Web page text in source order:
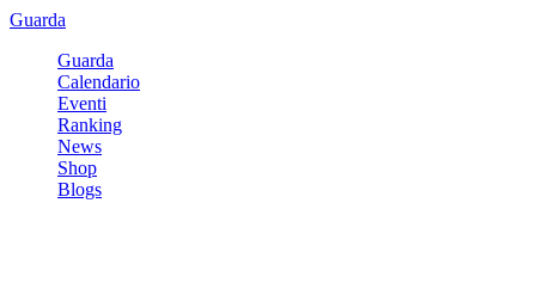
Guarda
Guarda
Calendario
Eventi
Ranking
News
Shop
Blogs